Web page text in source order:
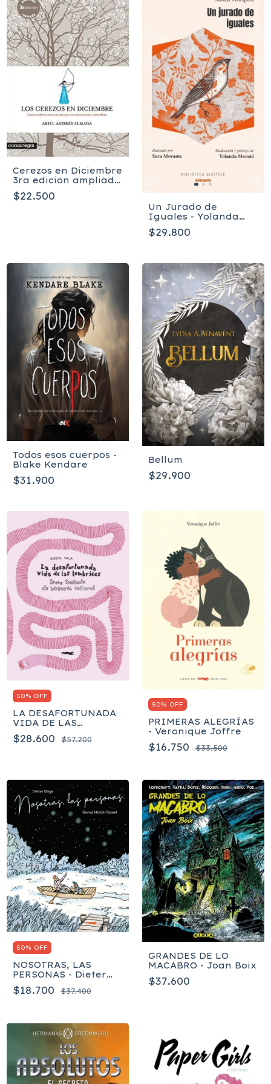
Cerezos en Diciembre
3ra edicion ampliada
- Ariel Almada
$22.500
Un Jurado de
Iguales - Yolanda
Morató, Yolanda
Morató, Sara
$29.800
Todos esos cuerpos -
Blake Kendare
$31.900
Bellum
$29.900
50% OFF
LA DESAFORTUNADA
VIDA DE LAS
LOMBRICES - Noemi
Vola
$28.600 $57.200
50% OFF
PRIMERAS ALEGRÍAS
- Veronique Joffre
$16.750 $33.500
50% OFF
NOSOTRAS, LAS
PERSONAS - Dieter
Böge
$18.700 $37.400
GRANDES DE LO
MACABRO - Joan Boix
$37.600